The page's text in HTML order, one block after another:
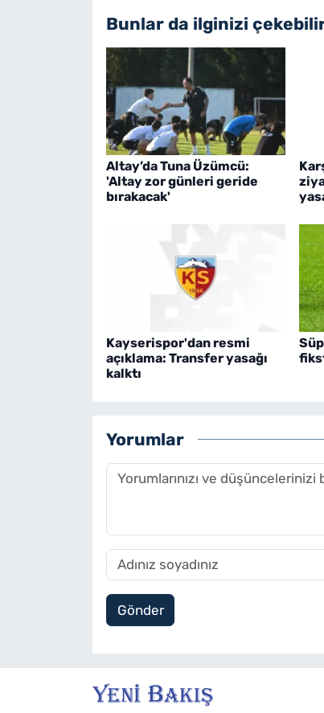
Bunlar da ilginizi
Altay’da Tuna Üzümcü:
'Altay zor günleri geride
bırakacak'
Kayserispor'dan resmi
açıklama: Transfer yasağı
kalktı
Yorumlar
Gönder